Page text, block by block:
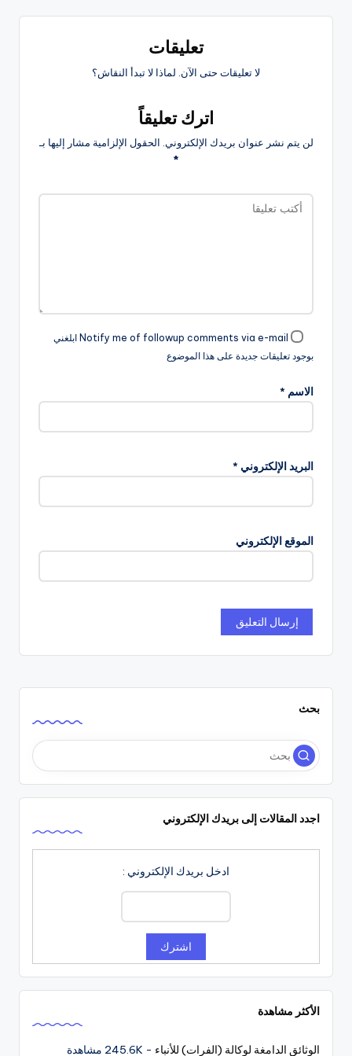
تعليقات
لا تعليقات حتى الآن. لماذا لا تبدأ النقاش؟
اترك تعليقاً
لن يتم نشر عنوان بريدك الإلكتروني. الحقول الإلزامية مشار إليها بـ
*
Notify me of followup comments via e-mail ابلغني
بوجود تعليقات جديدة على هذا الموضوع
الاسم *
البريد الإلكتروني *
الموقع الإلكتروني
بحث
اجدد المقالات إلى بريدك الإلكتروني
ادخل بريدك الإلكتروني :
الأكثر مشاهدة
الوثائق الدامغة لوكالة (الفرات) للأنباء - 245.6K مشاهدة